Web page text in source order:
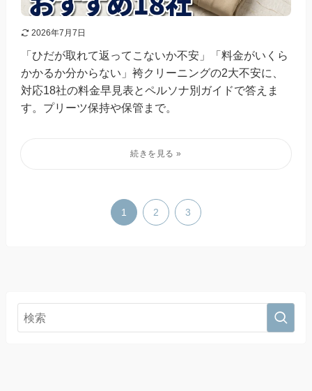
2026年7月7日
「ひだが取れて返ってこないか不安」「料金がいくら
かかるか分からない」袴クリーニングの2大不安に、
対応18社の料金早見表とペルソナ別ガイドで答えま
す。プリーツ保持や保管まで。
1 2 3